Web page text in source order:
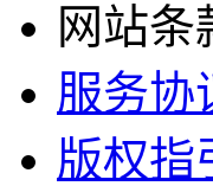
网站条
服务协
版权指